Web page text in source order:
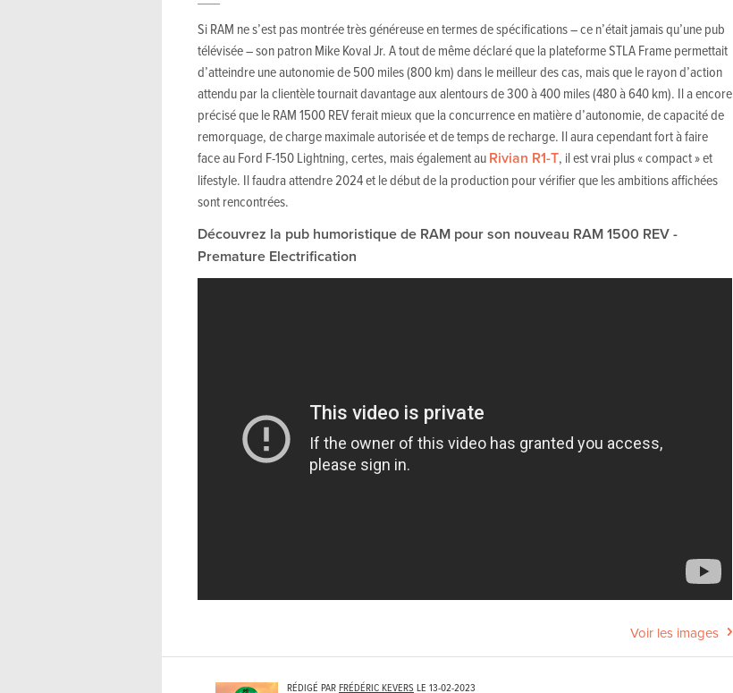
Si RAM ne s’est pas montrée très généreuse en termes de spécifications – ce n’était jamais qu’une pub
télévisée – son patron Mike Koval Jr. A tout de même déclaré que la plateforme STLA Frame permettait
d’atteindre une autonomie de 500 miles (800 km) dans le meilleur des cas, mais que le rayon d’action
attendu par la clientèle tournait davantage aux alentours de 300 à 400 miles (480 à 640 km). Il a encore
précisé que le RAM 1500 REV ferait mieux que la concurrence en matière d’autonomie, de capacité de
remorquage, de charge maximale autorisée et de temps de recharge. Il aura cependant fort à faire
face au Ford F-150 Lightning, certes, mais également auRivian R1-T, il est vrai plus « compact » et
lifestyle. Il faudra attendre 2024 et le début de la production pour vérifier que les ambitions affichées
sont rencontrées.
Découvrez la pub humoristique de RAM pour son nouveau RAM 1500 REV -
Premature Electrification
Voir les images
RÉDIGÉ PARFRÉDÉRIC KEVERS LE 13-02-2023